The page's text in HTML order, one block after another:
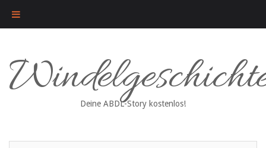
content
Deine ABDL-Story kostenlos!